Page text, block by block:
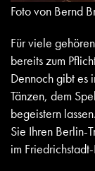
Foto von Bernd
Für viele
bereits zum
Dennoch gibt es
Tänzen, dem
begeistern
Sie Ihren Berlin-
im